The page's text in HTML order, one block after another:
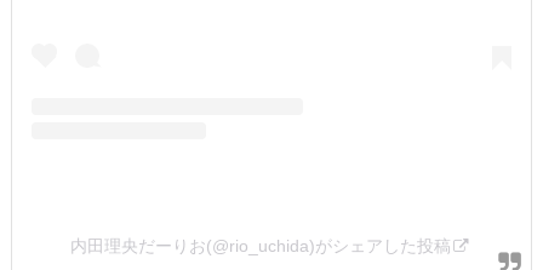
内田理央だーりお(@rio_uchida)がシェアした投稿